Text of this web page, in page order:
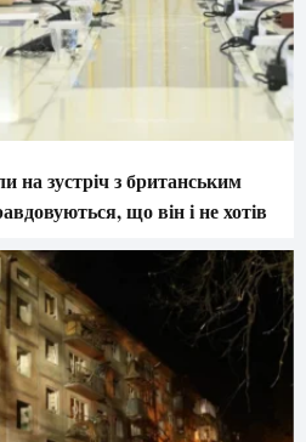
на зустріч з британським
що він і не хотів